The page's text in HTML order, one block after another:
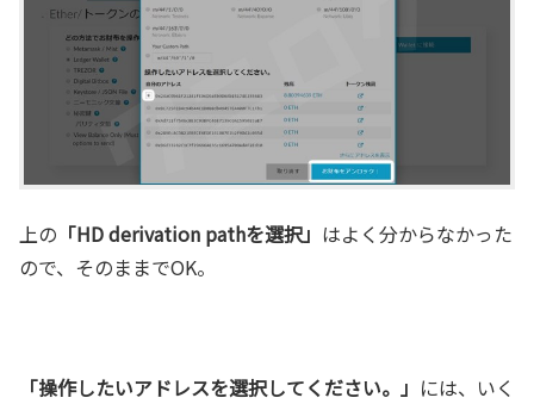
上の 「HD derivation pathを選択」 はよく分からなかった
ので、そのままでOK。
「操作したいアドレスを選択してください。」 には、いく